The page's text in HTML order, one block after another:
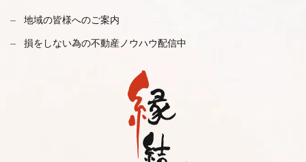
地域の皆様へのご案内
損をしない為の不動産ノウハウ配信中